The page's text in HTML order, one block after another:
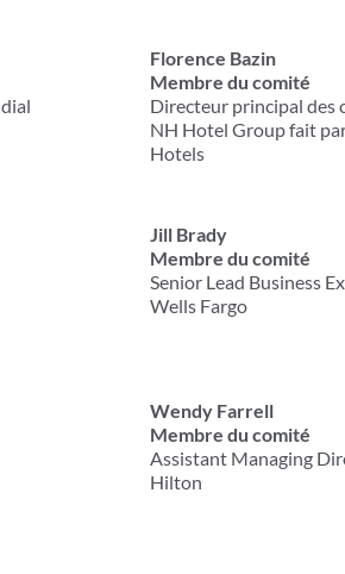
Florence Bazin
Membre du comité
Directeur principal des
NH Hotel Group fait
Hotels
Jill Brady
Membre du comité
Senior Lead Business
Wells Fargo
Wendy Farrell
Membre du comité
Assistant Managing
Hilton